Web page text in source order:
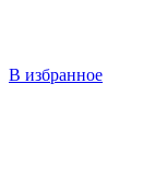
В избранное